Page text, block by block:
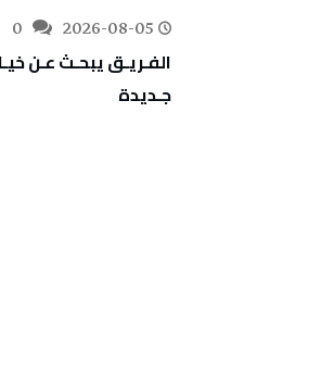
2026-08-05
‬جـديدة